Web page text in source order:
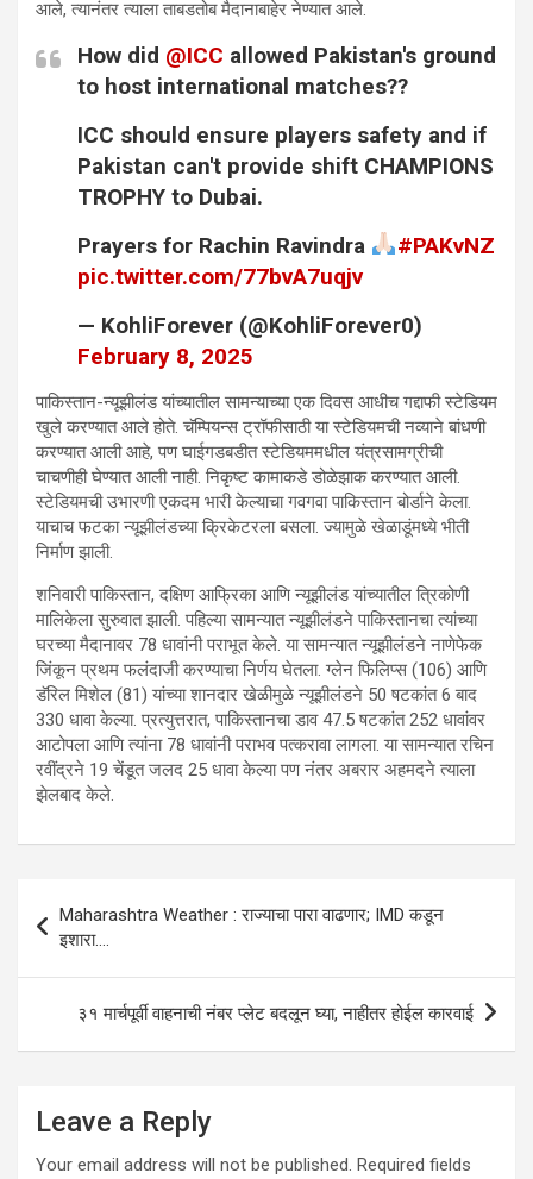
आले, त्यानंतर त्याला ताबडतोब मैदानाबाहेर नेण्यात आले.
How did @ICC allowed Pakistan's ground
to host international matches??
ICC should ensure players safety and if
Pakistan can't provide shift CHAMPIONS
TROPHY to Dubai.
Prayers for Rachin Ravindra
#PAKvNZ
pic.twitter.com/77bvA7uqjv
— KohliForever (@KohliForever0)
February 8, 2025
पाकिस्तान-न्यूझीलंड यांच्यातील सामन्याच्या एक दिवस आधीच गद्दाफी स्टेडियम
खुले करण्यात आले होते. चॅम्पियन्स ट्रॉफीसाठी या स्टेडियमची नव्याने बांधणी
करण्यात आली आहे, पण घाईगडबडीत स्टेडियममधील यंत्रसामग्रीची
चाचणीही घेण्यात आली नाही. निकृष्ट कामाकडे डोळेझाक करण्यात आली.
स्टेडियमची उभारणी एकदम भारी केल्याचा गवगवा पाकिस्तान बोर्डाने केला.
याचाच फटका न्यूझीलंडच्या क्रिकेटरला बसला. ज्यामुळे खेळाडूंमध्ये भीती
निर्माण झाली.
शनिवारी पाकिस्तान, दक्षिण आफ्रिका आणि न्यूझीलंड यांच्यातील त्रिकोणी
मालिकेला सुरुवात झाली. पहिल्या सामन्यात न्यूझीलंडने पाकिस्तानचा त्यांच्या
घरच्या मैदानावर 78 धावांनी पराभूत केले. या सामन्यात न्यूझीलंडने नाणेफेक
जिंकून प्रथम फलंदाजी करण्याचा निर्णय घेतला. ग्लेन फिलिप्स (106) आणि
डॅरिल मिशेल (81) यांच्या शानदार खेळीमुळे न्यूझीलंडने 50 षटकांत 6 बाद
330 धावा केल्या. प्रत्युत्तरात, पाकिस्तानचा डाव 47.5 षटकांत 252 धावांवर
आटोपला आणि त्यांना 78 धावांनी पराभव पत्करावा लागला. या सामन्यात रचिन
रवींद्रने 19 चेंडूत जलद 25 धावा केल्या पण नंतर अबरार अहमदने त्याला
झेलबाद केले.
navigation
Maharashtra Weather : राज्याचा पारा वाढणार; IMD कडून
इशारा….
३१ मार्चपूर्वी वाहनाची नंबर प्लेट बदलून घ्या, नाहीतर होईल कारवाई
Leave a Reply
Your email address will not be published. Required fields